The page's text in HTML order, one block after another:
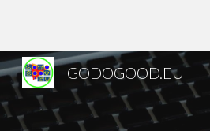
GODOGOOD.EU